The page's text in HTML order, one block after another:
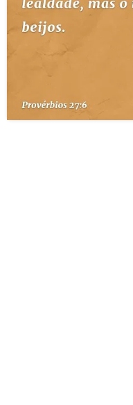
ESBOÇOS DE PREGAÇÃO
TEMAS
TERMO BÍBLICO